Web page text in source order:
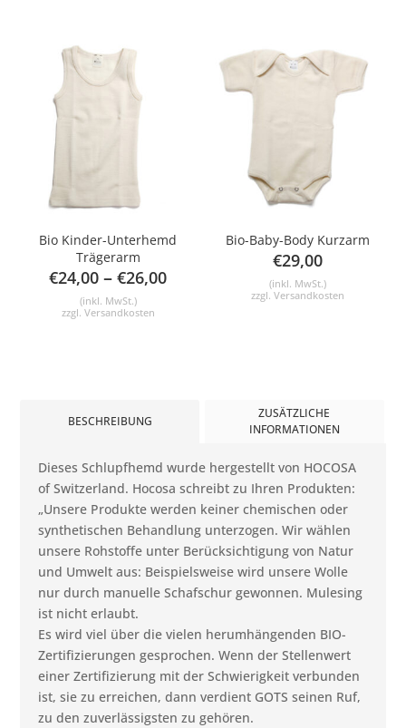
BESCHREIBUNG
ZUSÄTZLICHE
INFORMATIONEN
Dieses Schlupfhemd wurde hergestellt von HOCOSA
of Switzerland. Hocosa schreibt zu Ihren Produkten:
„Unsere Produkte werden keiner chemischen oder
synthetischen Behandlung unterzogen. Wir wählen
unsere Rohstoffe unter Berücksichtigung von Natur
und Umwelt aus: Beispielsweise wird unsere Wolle
nur durch manuelle Schafschur gewonnen. Mulesing
ist nicht erlaubt.
Es wird viel über die vielen herumhängenden BIO-
Zertifizierungen gesprochen. Wenn der Stellenwert
einer Zertifizierung mit der Schwierigkeit verbunden
ist, sie zu erreichen, dann verdient GOTS seinen Ruf,
zu den zuverlässigsten zu gehören.
Bio Kinder-Unterhemd
Trägerarm
€24,00 –€26,00
(inkl. MwSt.)
zzgl. Versandkosten
Bio-Baby-Body Kurzarm
€29,00
(inkl. MwSt.)
zzgl.Versandkosten